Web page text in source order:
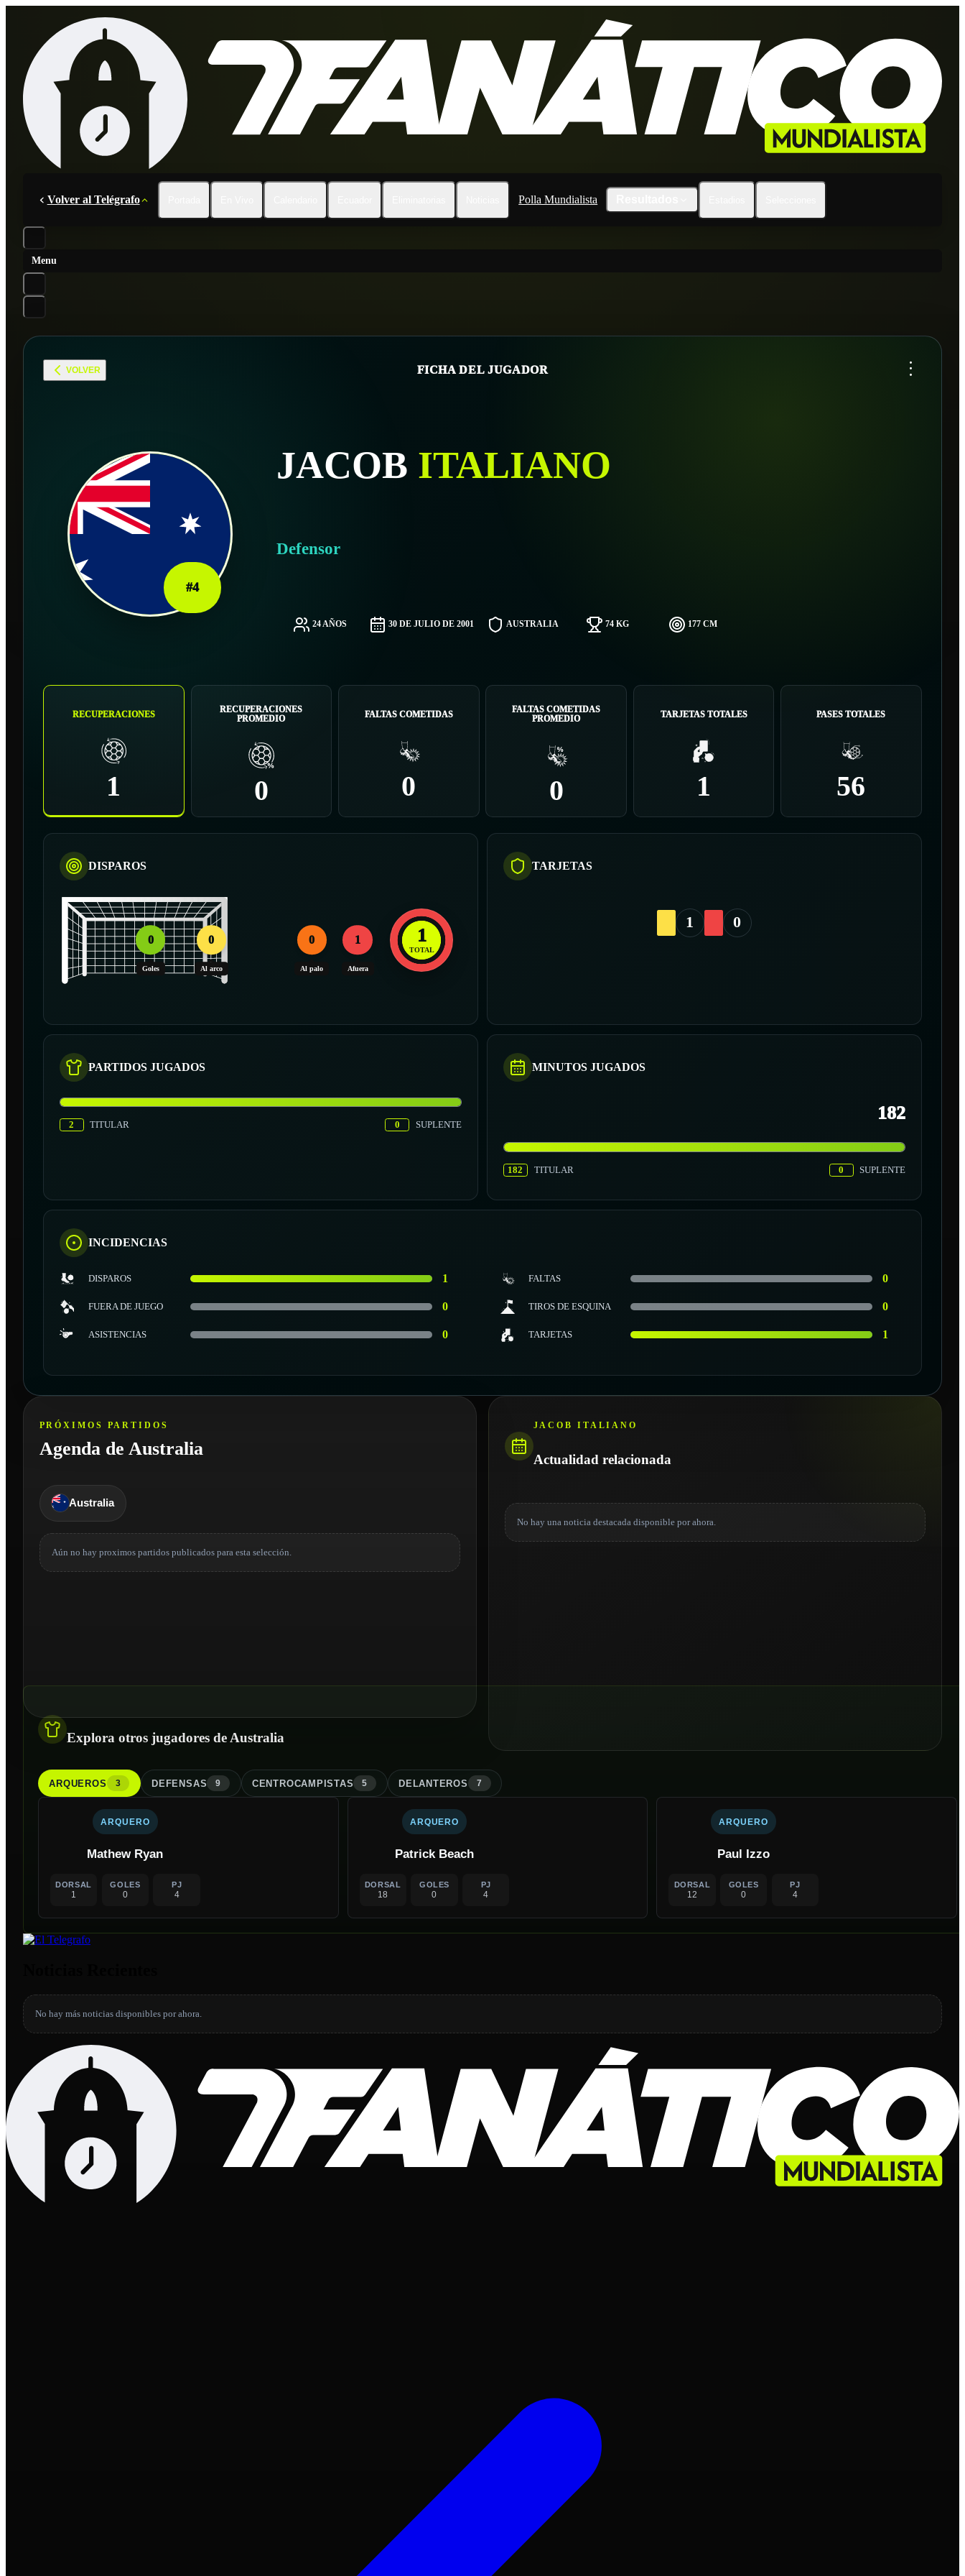
Volver al Telégrafo Polla Mundialista
Menu
VOLVER FICHA DEL JUGADOR ...
#4
JACOB ITALIANO
Defensor
24 AÑOS 30 DE JULIO DE 2001 AUSTRALIA 74 KG 177 CM
RECUPERACIONES
1
RECUPERACIONES
PROMEDIO
0
FALTAS COMETIDAS
0
FALTAS COMETIDAS
PROMEDIO
0
TARJETAS TOTALES
1
PASES TOTALES
56
DISPAROS
0
Goles
0
Al arco
0
Al palo
1
Afuera
1
TOTAL
TARJETAS
1 0
PARTIDOS JUGADOS
2 TITULAR 0 SUPLENTE
MINUTOS JUGADOS
182
182 TITULAR 0 SUPLENTE
INCIDENCIAS
DISPAROS 1 FALTAS 0
FUERA DE JUEGO 0 TIROS DE ESQUINA 0
ASISTENCIAS 0 TARJETAS 1
PRÓXIMOS PARTIDOS
Agenda de Australia
Australia
Aún no hay proximos partidos publicados para esta selección.
JACOB ITALIANO
Actualidad relacionada
No hay una noticia destacada disponible por ahora.
Explora otros jugadores de Australia
ARQUEROS 3 DEFENSAS 9 CENTROCAMPISTAS 5 DELANTEROS 7
ARQUERO
Mathew Ryan
DORSAL
1
GOLES
0
PJ
4
ARQUERO
Patrick Beach
DORSAL
18
GOLES
0
PJ
4
ARQUERO
Paul Izzo
DORSAL
12
GOLES
0
PJ
4
No hay más noticias disponibles por ahora.